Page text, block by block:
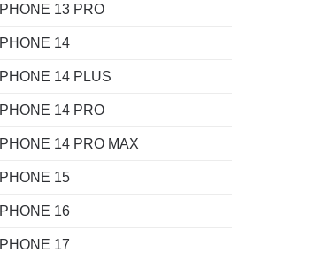
IPHONE 13 PRO
IPHONE 14
IPHONE 14 PLUS
IPHONE 14 PRO
IPHONE 14 PRO MAX
IPHONE 15
IPHONE 16
IPHONE 17